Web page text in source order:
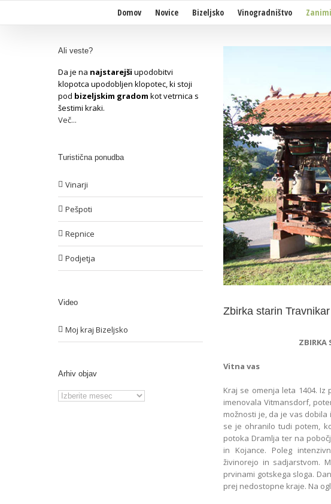
Domov Novice Bizeljsko Vinogradništvo
Zbirka starin Travnikar
ZBIRKA
Vitna vas
Kraj se omenja leta 1404.
imenovala Vitmansdorf,
možnosti je, da je vas dobila
se je ohranilo tudi potem,
potoka Dramlja ter na
in Kojance. Poleg
živinorejo in sadjarstvom.
prvinami gotskega sloga.
prej nedostopne kraje. Na
Ali veste?
Da je na najstarejši upodobitvi
klopotca upodobljen klopotec, ki stoji
pod bizeljskim gradom kot vetrnica s
šestimi kraki.
Več...
Turistična ponudba
Vinarji
Pešpoti
Repnice
Podjetja
Video
Moj kraj Bizeljsko
Arhiv objav
Arhiv